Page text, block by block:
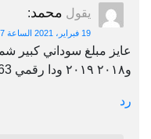
يقول محمد:
19 فبراير، 2021 الساعة 2:17 ص
و٢٠١٨ ٢٠١٩ ودا رقمي 01125436663
رد